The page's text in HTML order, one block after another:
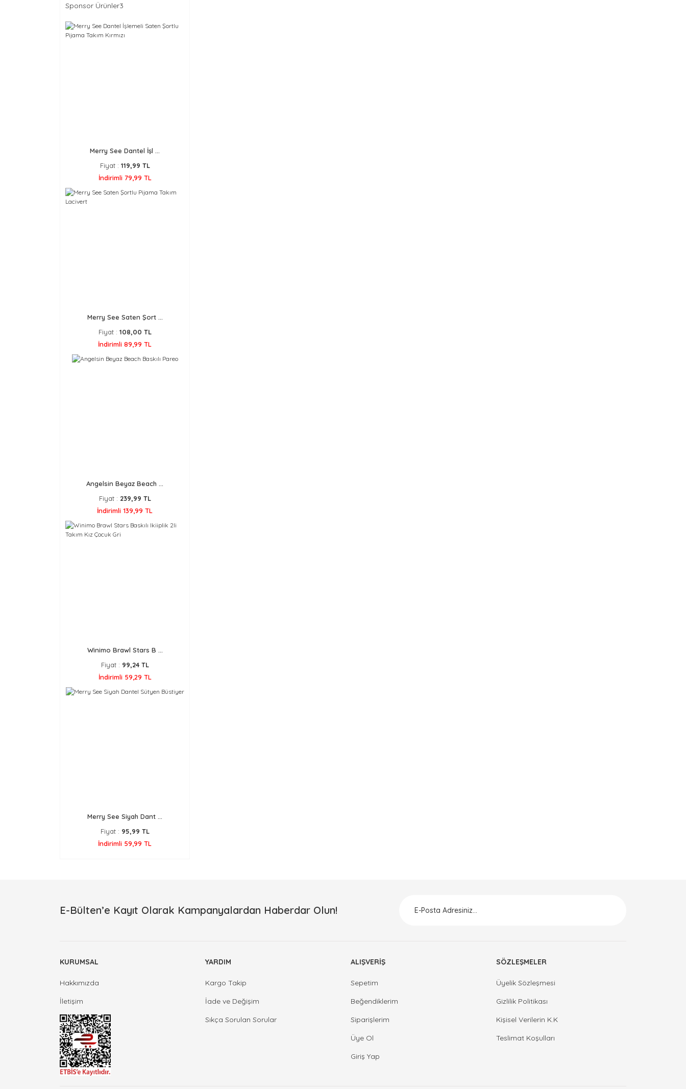
Sponsor Ürünler3
Merry See Dantel İşl ...
Fiyat : 119,99 TL
İndirimli 79,99 TL
Merry See Saten Şort ...
Fiyat : 108,00 TL
İndirimli 89,99 TL
Angelsin Beyaz Beach ...
Fiyat : 239,99 TL
İndirimli 139,99 TL
Winimo Brawl Stars B ...
Fiyat : 99,24 TL
İndirimli 59,29 TL
Merry See Siyah Dant ...
Fiyat : 95,99 TL
İndirimli 59,99 TL
E-Bülten’e Kayıt Olarak Kampanyalardan Haberdar Olun!
KURUMSAL
Hakkımızda
İletişim
YARDIM
Kargo Takip
İade ve Değişim
Sıkça Sorulan Sorular
ALIŞVERİŞ
Sepetim
Beğendiklerim
Siparişlerim
Üye Ol
Giriş Yap
SÖZLEŞMELER
Üyelik Sözleşmesi
Gizlilik Politikası
Kişisel Verilerin K.K
Teslimat Koşulları